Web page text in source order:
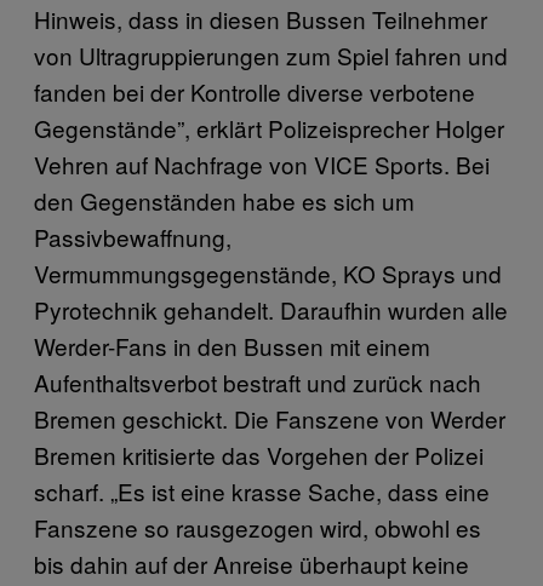
Hinweis, dass in diesen Bussen Teilnehmer
von Ultragruppierungen zum Spiel fahren und
fanden bei der Kontrolle diverse verbotene
Gegenstände”, erklärt Polizeisprecher Holger
Vehren auf Nachfrage von VICE Sports. Bei
den Gegenständen habe es sich um
Passivbewaffnung,
Vermummungsgegenstände, KO Sprays und
Pyrotechnik gehandelt. Daraufhin wurden alle
Werder-Fans in den Bussen mit einem
Aufenthaltsverbot bestraft und zurück nach
Bremen geschickt. Die Fanszene von Werder
Bremen kritisierte das Vorgehen der Polizei
scharf. „Es ist eine krasse Sache, dass eine
Fanszene so rausgezogen wird, obwohl es
bis dahin auf der Anreise überhaupt keine